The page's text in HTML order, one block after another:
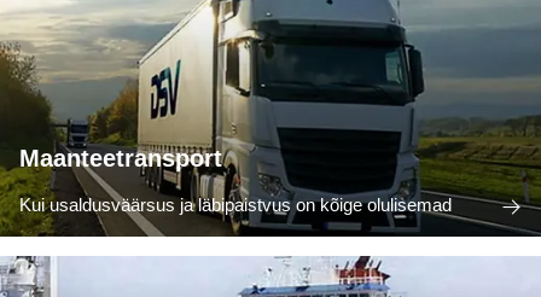
Maanteetransport
Kui usaldusväärsus ja läbipaistvus on kõige olulisemad